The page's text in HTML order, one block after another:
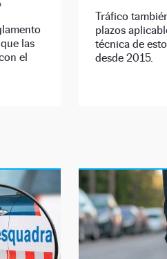
las
el
Tráfico
plazos
técnica de
desde 2015.